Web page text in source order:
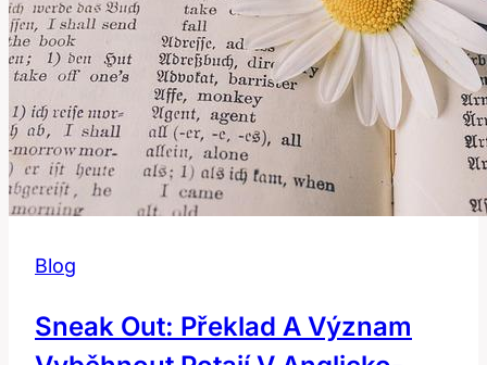
Slovníku
Blog
Sneak Out: Překlad A Význam